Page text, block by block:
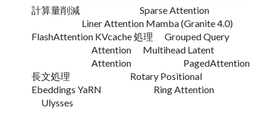
計算量削減 Sparse Attention
Liner Attention Mamba (Granite 4.0)
FlashAttention KVcache 処理 Grouped Query
Attention Multihead Latent
Attention PagedAttention
長文処理 Rotary Positional
Ebeddings YaRN Ring Attention
Ulysses